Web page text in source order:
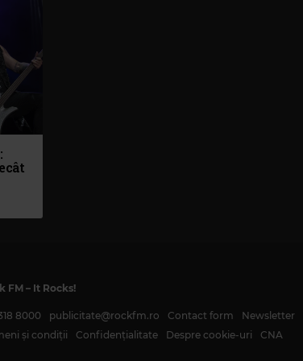
FM– It Rocks!
8000 publicitate@rockfm.ro Contact form Newsletter
și condiții
Confidențialitate Despre cookie-uri CNA